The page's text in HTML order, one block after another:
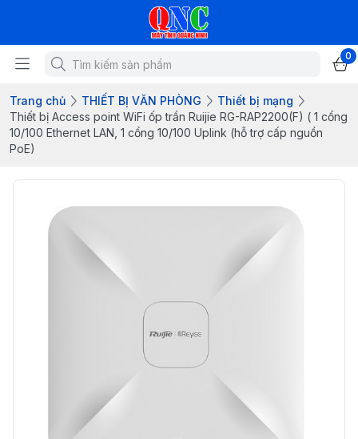
0
Trang chủ THIẾT BỊ VĂN PHÒNG
Thiết bị mạng
Thiết bị Access point WiFi ốp trần Ruijie RG-RAP2200(F) ( 1 cổng
10/100 Ethernet LAN, 1 cổng 10/100 Uplink (hỗ trợ cấp nguồn
PoE)